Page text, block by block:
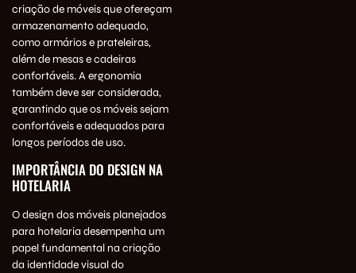
criação de móveis que ofereçam
armazenamento adequado,
como armários e prateleiras,
além de mesas e cadeiras
confortáveis. A ergonomia
também deve ser considerada,
garantindo que os móveis sejam
confortáveis e adequados para
longos períodos de uso.
IMPORTÂNCIA DO DESIGN NA
HOTELARIA
O design dos móveis planejados
para hotelaria desempenha um
papel fundamental na criação
da identidade visual do